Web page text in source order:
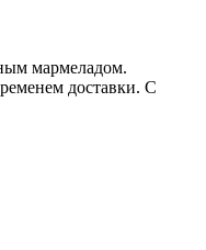
мармеладом.
доставки. С